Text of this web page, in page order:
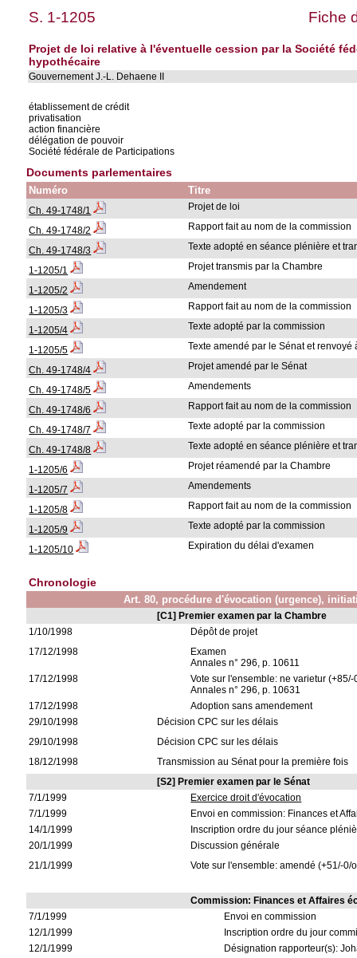
S. 1-1205 Fiche
Projet de loi relative à l'éventuelle cession par la Société
hypothécaire
Gouvernement J.-L. Dehaene II
établissement de crédit
privatisation
action financière
délégation de pouvoir
Société fédérale de Participations
Documents parlementaires
Numéro Titre
Ch. 49-1748/1 Projet de loi
Ch. 49-1748/2 Rapport fait au nom de la commission
Ch. 49-1748/3 Texte adopté en séance plénière et
1-1205/1 Projet transmis par la Chambre
1-1205/2 Amendement
1-1205/3 Rapport fait au nom de la commission
1-1205/4 Texte adopté par la commission
1-1205/5 Texte amendé par le Sénat et renvoyé
Ch. 49-1748/4 Projet amendé par le Sénat
Ch. 49-1748/5 Amendements
Ch. 49-1748/6 Rapport fait au nom de la commission
Ch. 49-1748/7 Texte adopté par la commission
Ch. 49-1748/8 Texte adopté en séance plénière et
1-1205/6 Projet réamendé par la Chambre
1-1205/7 Amendements
1-1205/8 Rapport fait au nom de la commission
1-1205/9 Texte adopté par la commission
1-1205/10 Expiration du délai d'examen
Chronologie
Art. 80, procédure d'évocation (urgence),
[C1] Premier examen par la Chambre
1/10/1998
Dépôt de projet
17/12/1998
Examen
Annales n° 296, p. 10611
17/12/1998
Vote sur l'ensemble: ne varietur (+85/-
Annales n° 296, p. 10631
17/12/1998
Adoption sans amendement
29/10/1998
Décision CPC sur les délais
29/10/1998
Décision CPC sur les délais
18/12/1998
Transmission au Sénat pour la première fois
[S2] Premier examen par le Sénat
7/1/1999
Exercice droit d'évocation
7/1/1999
Envoi en commission: Finances et
14/1/1999
Inscription ordre du jour séance
20/1/1999
Discussion générale
21/1/1999
Vote sur l'ensemble: amendé (+51/-0/
Commission: Finances et Affaires
7/1/1999
Envoi en commission
12/1/1999
Inscription ordre du jour
12/1/1999
Désignation rapporteur(s):